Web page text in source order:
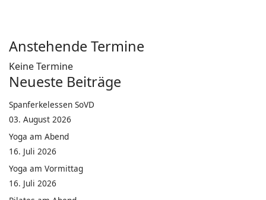
Anstehende Termine
Keine Termine
Neueste Beiträge
Spanferkelessen SoVD
03. August 2026
Yoga am Abend
16. Juli 2026
Yoga am Vormittag
16. Juli 2026